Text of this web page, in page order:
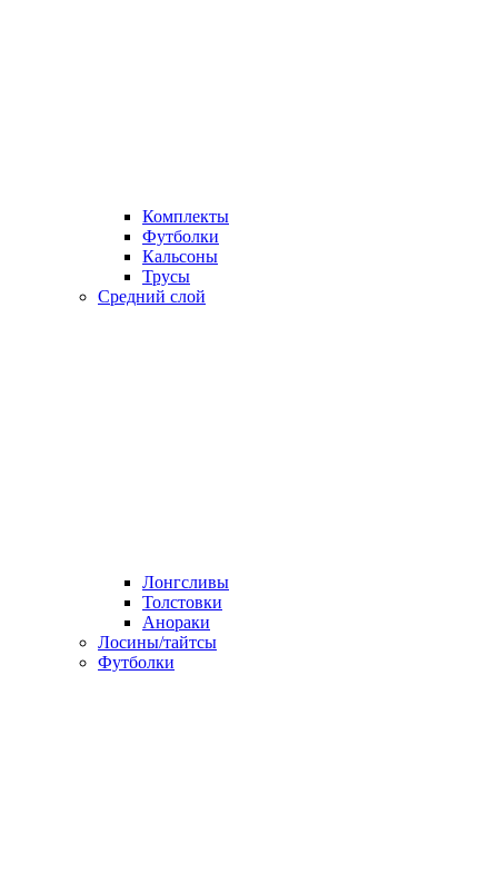
Комплекты
Футболки
Кальсоны
Трусы
Средний слой
Лонгсливы
Толстовки
Анораки
Лосины/тайтсы
Футболки